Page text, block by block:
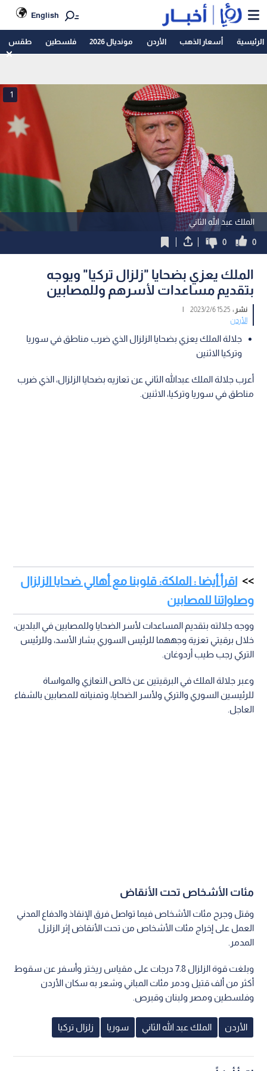
English
الرئيسية أسعار الذهب الأردن مونديال 2026 فلسطين طقس
الملك عبد الله الثاني
1
0
0
الملك يعزي بضحايا "زلزال تركيا" ويوجه
بتقديم مساعدات لأسرهم وللمصابين
نشر :15:25 2023/2/6
|
الأردن
جلالة الملك يعزي بضحايا الزلزال الذي ضرب مناطق في سوريا
وتركيا الاثنين
أعرب جلالة الملك عبدالله الثاني عن تعازيه بضحايا الزلزال، الذي ضرب
مناطق في سوريا وتركيا، الاثنين.
اقرأ أيضا : الملكة: قلوبنا مع أهالي ضحايا الزلزال
وصلواتنا للمصابين
ووجه جلالته بتقديم المساعدات لأسر الضحايا وللمصابين في البلدين،
خلال برقيتي تعزية وجههما للرئيس السوري بشار الأسد، وللرئيس
التركي رجب طيب أردوغان.
وعبر جلالة الملك في البرقيتين عن خالص التعازي والمواساة
للرئيسين السوري والتركي ولأسر الضحايا، وتمنياته للمصابين بالشفاء
العاجل.
مئات الأشخاص تحت الأنقاض
وقتل وجرح مئات الأشخاص فيما تواصل فرق الإنقاذ والدفاع المدني
العمل على إخراج مئات الأشخاص من تحت الأنقاض إثر الزلزل
المدمر.
وبلغت قوة الزلزال 7.8 درجات على مقياس ريختر وأسفر عن سقوط
أكثر من ألف قتيل ودمر مئات المباني وشعر به سكان الأردن
وفلسطين ومصر ولبنان وقبرص.
الأردن الملك عبد الله الثاني سوريا زلزال تركيا